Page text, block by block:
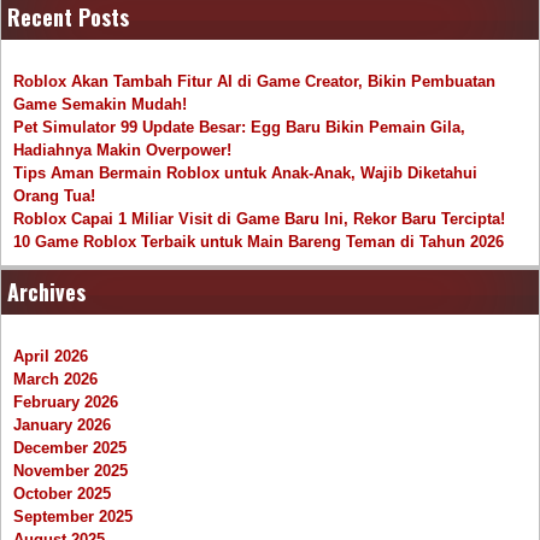
Recent Posts
Roblox Akan Tambah Fitur AI di Game Creator, Bikin Pembuatan
Game Semakin Mudah!
Pet Simulator 99 Update Besar: Egg Baru Bikin Pemain Gila,
Hadiahnya Makin Overpower!
Tips Aman Bermain Roblox untuk Anak-Anak, Wajib Diketahui
Orang Tua!
Roblox Capai 1 Miliar Visit di Game Baru Ini, Rekor Baru Tercipta!
10 Game Roblox Terbaik untuk Main Bareng Teman di Tahun 2026
Archives
April 2026
March 2026
February 2026
January 2026
December 2025
November 2025
October 2025
September 2025